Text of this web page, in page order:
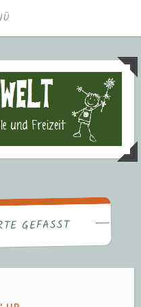
aus
Schule
GEFASST